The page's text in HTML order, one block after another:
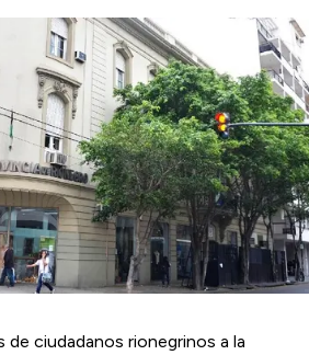
de ciudadanos rionegrinos a la